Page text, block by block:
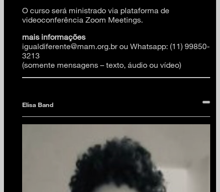
O curso será ministrado via plataforma de
videoconferência Zoom Meetings.
mais informações
igualdiferente@mam.org.br ou Whatsapp: (11) 99850-
3213
(somente mensagens – texto, áudio ou vídeo)
Elisa Band